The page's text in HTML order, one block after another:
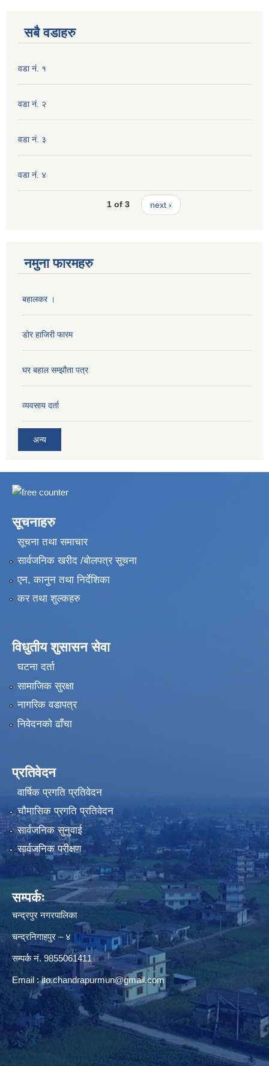
सबै वडाहरु
वडा नं. १
वडा नं. २
वडा नं. ३
वडा नं. ४
1 of 3 next ›
नमुना फारमहरु
बहालकर ।
डोर हाजिरी फारम
घर बहाल सम्झौता पत्र
व्यवसाय दर्ता
अन्य
सूचनाहरु
सूचना तथा समाचार
सार्वजनिक खरीद /बोलपत्र सूचना
एन, कानुन तथा निर्देशिका
कर तथा शुल्कहरु
विधुतीय शुसासन सेवा
घटना दर्ता
सामाजिक सुरक्षा
नागरिक वडापत्र
निवेदनको ढाँचा
प्रतिवेदन
वार्षिक प्रगति प्रतिवेदन
चौमासिक प्रगति प्रतिवेदन
सार्वजनिक सुनुवाई
सार्वजनिक परीक्षण
सम्पर्कः
चन्द्रपुर नगरपालिका
चन्द्रनिगाहपुर – ४
सम्पर्क नं. 9855061411
Email :ito.chandrapurmun@gmail.com